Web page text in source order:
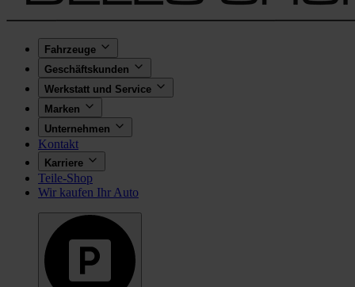
Fahrzeuge
Geschäftskunden
Werkstatt und Service
Marken
Unternehmen
Kontakt
Karriere
Teile-Shop
Wir kaufen Ihr Auto